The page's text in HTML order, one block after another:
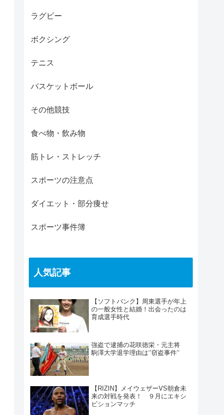
ラグビー
ボクシング
テニス
バスケットボール
その他競技
食べ物・飲み物
筋トレ・ストレッチ
スポーツの注意点
ダイエット・部分痩せ
スポーツ事件簿
人気記事
【ソフトバンク】周東選手が年上
の一般女性と結婚！出会ったのは
育成選手時代
強盗で逮捕の花咲徳栄・元主将
駒澤大学退学理由は‘‘窃盗事件‘‘
【RIZIN】メイウェザーVS朝倉未
来の対戦を発表！ ９月にエキシ
ビションマッチ